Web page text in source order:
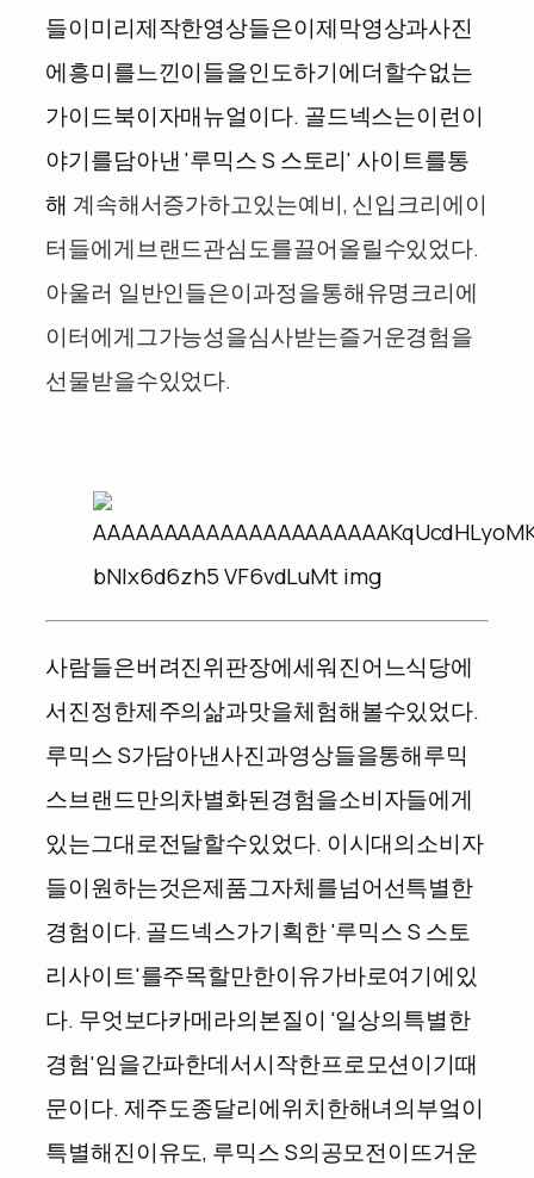
들이미리제작한영상들은이제막영상과사진
에흥미를느낀이들을인도하기에더할수없는
가이드북이자매뉴얼이다. 골드넥스는이런이
야기를담아낸'루믹스S 스토리' 사이트를통
해 계속해서증가하고있는예비,신입크리에이
터들에게브랜드관심도를끌어올릴수있었다.
아울러 일반인들은이과정을통해유명크리에
이터에게그가능성을심사받는즐거운경험을
선물받을수있었다.
사람들은버려진위판장에세워진어느식당에
서진정한제주의삶과맛을체험해볼수있었다.
루믹스S가담아낸사진과영상들을통해루믹
스브랜드만의차별화된경험을소비자들에게
있는그대로전달할수있었다. 이시대의소비자
들이원하는것은제품그자체를넘어선특별한
경험이다.골드넥스가기획한'루믹스S 스토
리사이트'를주목할만한이유가바로여기에있
다. 무엇보다카메라의본질이 '일상의특별한
경험'임을간파한데서시작한프로모션이기때
문이다.제주도종달리에위치한해녀의부엌이
특별해진이유도, 루믹스S의공모전이뜨거운